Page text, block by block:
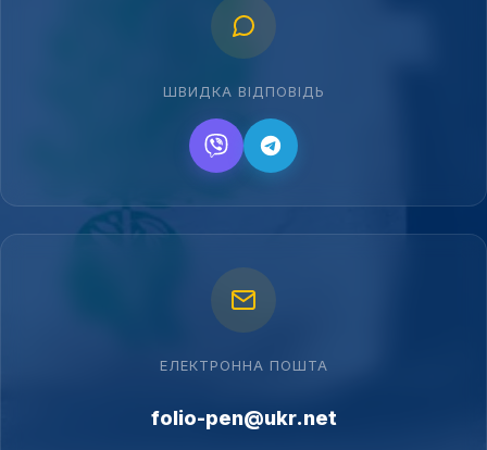
ШВИДКА ВІДПОВІДЬ
ЕЛЕКТРОННА ПОШТА
folio-pen@ukr.net